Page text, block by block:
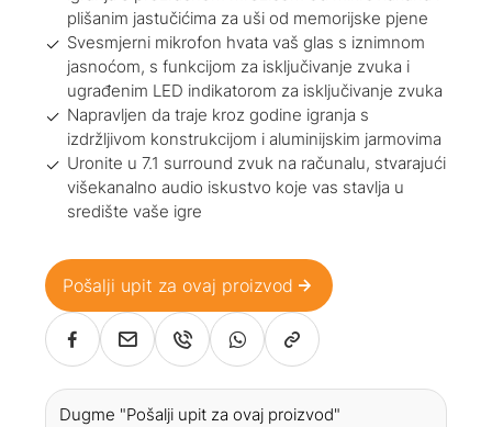
plišanim jastučićima za uši od memorijske pjene
Svesmjerni mikrofon hvata vaš glas s iznimnom
jasnoćom, s funkcijom za isključivanje zvuka i
ugrađenim LED indikatorom za isključivanje zvuka
Napravljen da traje kroz godine igranja s
izdržljivom konstrukcijom i aluminijskim jarmovima
Uronite u 7.1 surround zvuk na računalu, stvarajući
višekanalno audio iskustvo koje vas stavlja u
središte vaše igre
Pošalji upit za ovaj proizvod
Dugme "Pošalji upit za ovaj proizvod"